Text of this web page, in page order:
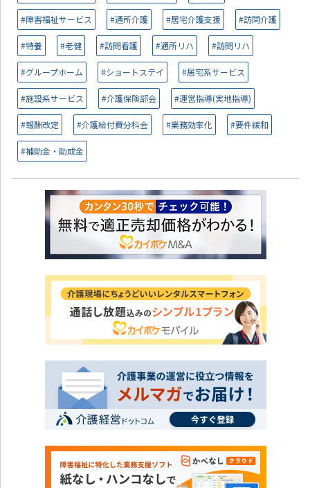
#障害福祉サービス #通所介護 #居宅介護支援 #訪問介護
#特養 #老健 #訪問看護 #通所リハ #訪問リハ
#グループホーム #ショートステイ #居宅系サービス
#施設系サービス #介護保険部会 #運営指導(実地指導)
#報酬改定 #介護給付費分科会 #業務効率化 #要件緩和
#補助金・助成金